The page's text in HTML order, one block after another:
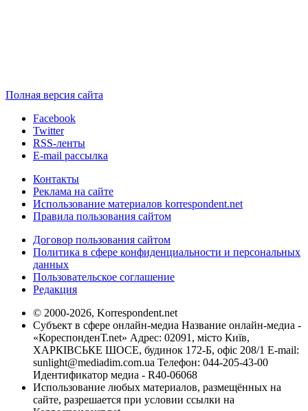
Полная версия сайта
Facebook
Twitter
RSS-ленты
E-mail рассылка
Контакты
Реклама на сайте
Использование материалов korrespondent.net
Правила пользования сайтом
Договор пользования сайтом
Политика в сфере конфиденциальности и персональных
данных
Пользовательское соглашение
Редакция
© 2000-2026, Korrespondent.net
Субъект в сфере онлайн-медиа Название онлайн-медиа -
«КореспонденТ.net» Адрес: 02091, місто Київ,
ХАРКІВСЬКЕ ШОСЕ, будинок 172-Б, офіс 208/1 E-mail:
sunlight@mediadim.com.ua Телефон: 044-205-43-00
Идентификатор медиа - R40-06068
Использование любых материалов, размещённых на
сайте, разрешается при условии ссылки на